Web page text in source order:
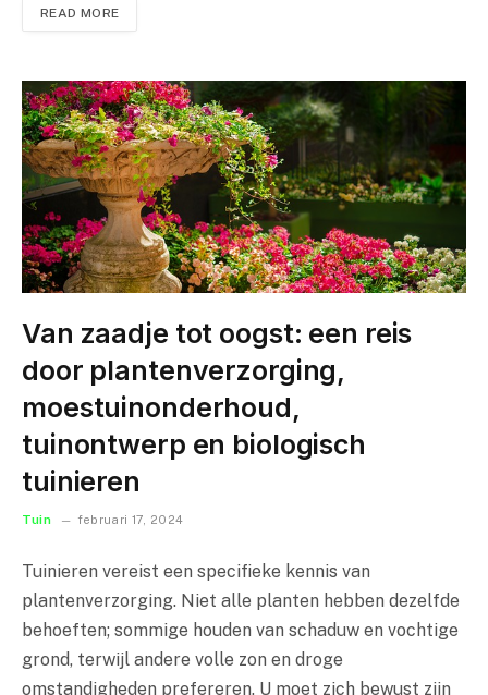
READ MORE
Van zaadje tot oogst: een reis
door plantenverzorging,
moestuinonderhoud,
tuinontwerp en biologisch
tuinieren
Tuin februari 17, 2024
Tuinieren vereist een specifieke kennis van
plantenverzorging. Niet alle planten hebben dezelfde
behoeften; sommige houden van schaduw en vochtige
grond, terwijl andere volle zon en droge
omstandigheden prefereren. U moet zich bewust zijn